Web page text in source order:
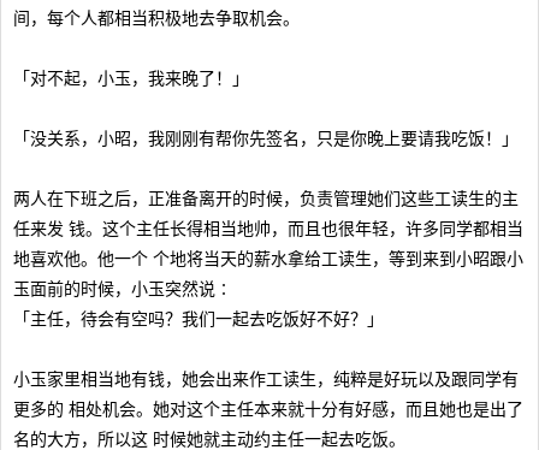
间，每个人都相当积极地去争取机会。
「对不起，小玉，我来晚了！」
「没关系，小昭，我刚刚有帮你先签名，只是你晚上要请我吃饭！」
两人在下班之后，正准备离开的时候，负责管理她们这些工读生的主
任来发 钱。这个主任长得相当地帅，而且也很年轻，许多同学都相当
地喜欢他。他一个 个地将当天的薪水拿给工读生，等到来到小昭跟小
玉面前的时候，小玉突然说∶
「主任，待会有空吗？我们一起去吃饭好不好？」
小玉家里相当地有钱，她会出来作工读生，纯粹是好玩以及跟同学有
更多的 相处机会。她对这个主任本来就十分有好感，而且她也是出了
名的大方，所以这 时候她就主动约主任一起去吃饭。